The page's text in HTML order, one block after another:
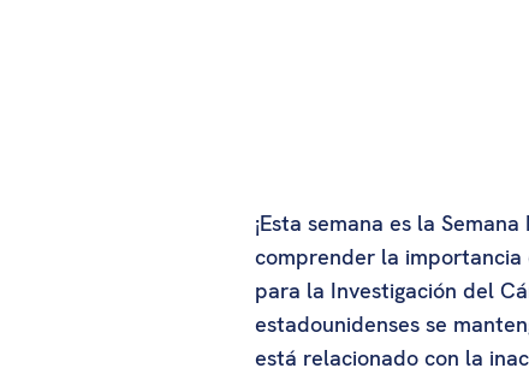
¡Esta semana es la
comprender la importancia
para la Investigación del
estadounidenses se
está relacionado con la